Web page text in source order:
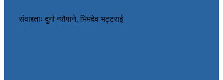
संवाद्दताः दुर्गा न्यौपाने, भिमदेव भट्टराई